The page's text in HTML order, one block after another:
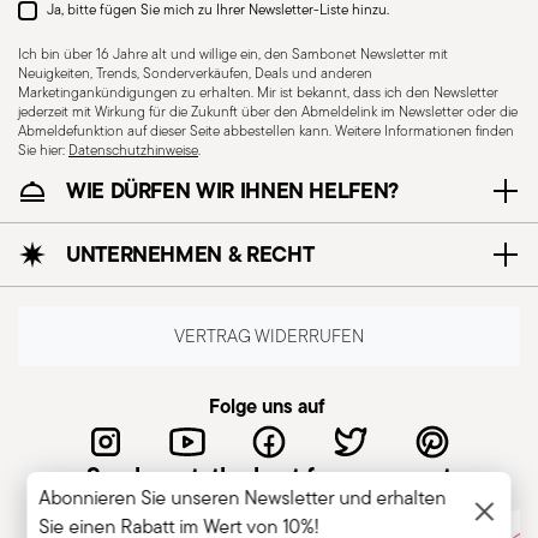
Für Spülmaschine
geeignet
CUTLERY - Besteck muss mit Sorgfalt verwendet
Sachgemäße Verwendung: Jedes Besteckteil ist
Verwenden Sie Besteck nicht für unsachgemäße
Zwecke. Unversehrtheit: Überprüfen Sie das
Besteck auf Mängel wie lose Griffe, Risse oder
andere Brüche. Beschädigtes Besteck kann beim
Gebrauch gefährlich sein, insbesondere wenn es
Ja, bitte fügen Sie mich zu Ihrer Newsletter-Liste hinzu.
Ich bin über 16 Jahre alt und willige ein, den Sambonet Newsletter mit
Neuigkeiten, Trends, Sonderverkäufen, Deals und anderen
Marketingankündigungen zu erhalten. Mir ist bekannt, dass ich den Newsletter
jederzeit mit Wirkung für die Zukunft über den Abmeldelink im Newsletter oder die
Abmeldefunktion auf dieser Seite abbestellen kann. Weitere Informationen finden
Sie hier: Datenschutzhinweise.
WIE DÜRFEN WIR IHNEN HELFEN?
UNTERNEHMEN & RECHT
VERTRAG WIDERRUFEN
Folge uns auf
Sambonet, the best for you guest
Abonnieren Sie unseren Newsletter und erhalten
Sie einen Rabatt im Wert von 10%!